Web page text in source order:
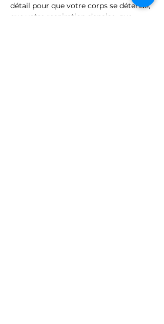
détail pour que votre corps se détende,
que votre respiration s’apaise, que